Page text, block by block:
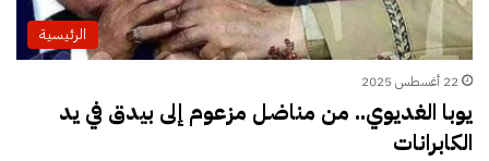
الرئيسية
22 أغسطس 2025
يوبا الغديوي.. من مناضل مزعوم إلى بيدق في يد
الكابرانات